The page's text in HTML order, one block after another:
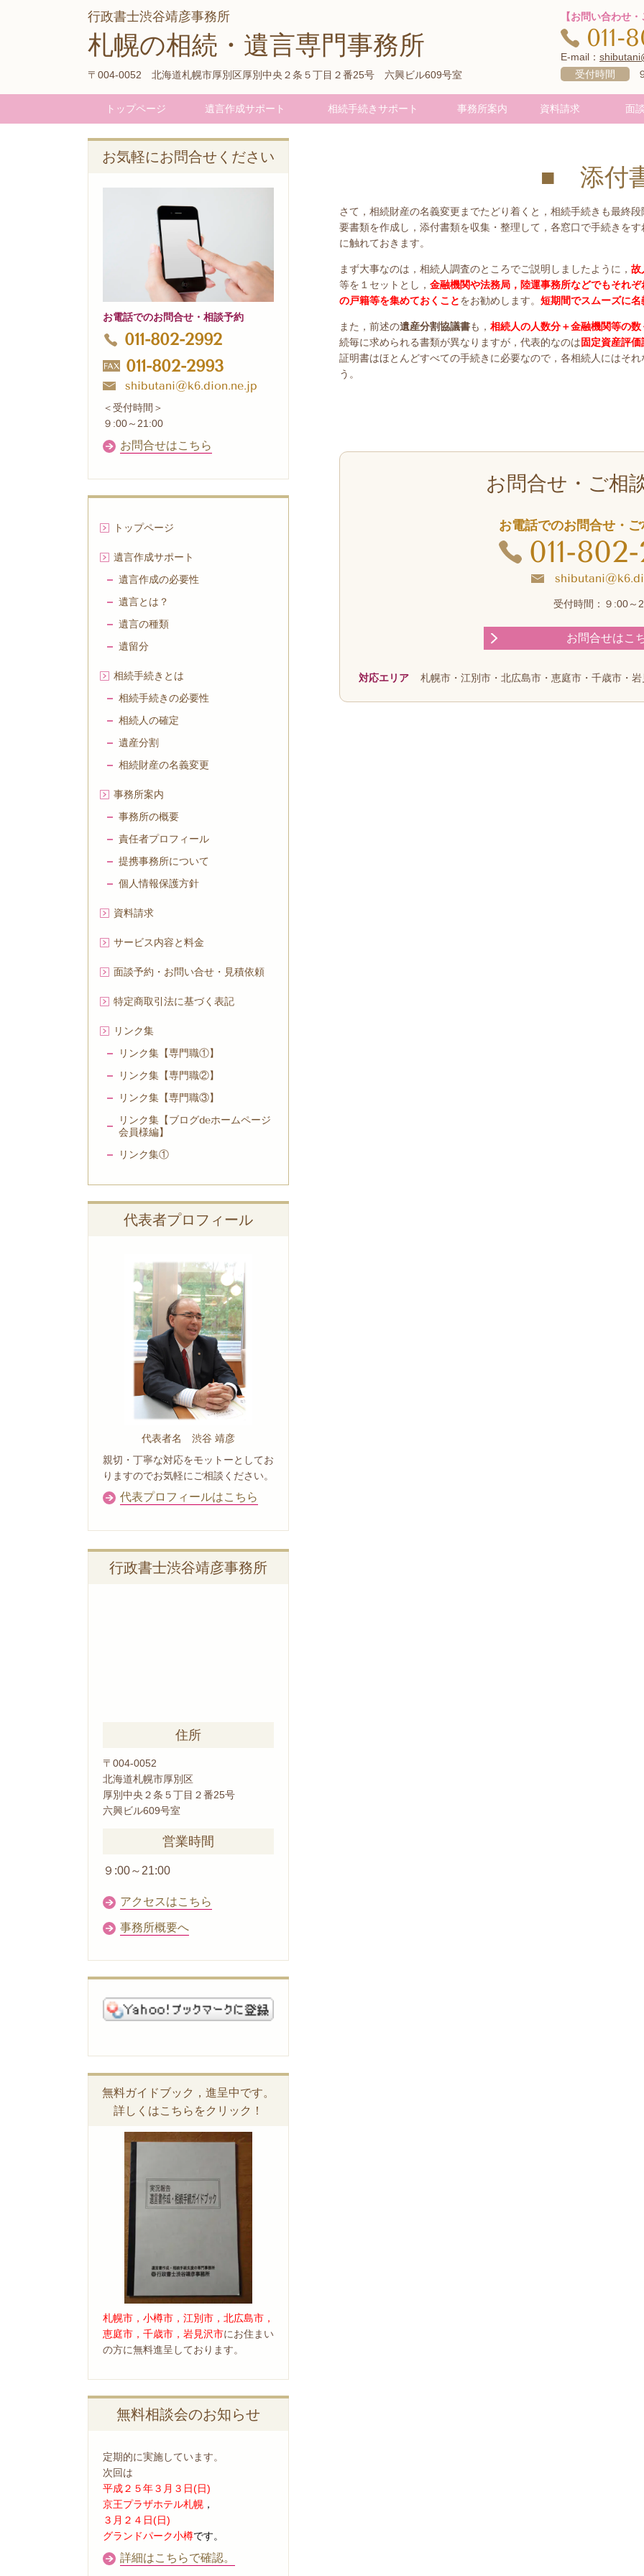
行政書士渋谷靖彦事務所
札幌の相続・遺言専門事務所
〒004-0052 北海道札幌市厚別区厚別中央２条５丁目２番25号 六興ビル609号室
【お問い合わせ
011-
E-mail：
受付時間
トップページ 遺言作成サポート 相続手続きサポート 事務所案内 資料請求 面
■ 添付
さて，相続財産の名義変更までたどり着くと，相続手続きも最終
要書類を作成し，添付書類を収集・整理して，各窓口で手続きを
に触れておきます。
まず大事なのは，相続人調査のところでご説明しましたように， 故
等を１セットとし， 金融機関や法務局，陸運事務所などでもそれ
の戸籍等を集めておくことをお勧めします。 短期間でスムーズに
また，前述の遺産分割協議書も， 相続人の人数分＋金融機関等の数
続毎に求められる書類が異なりますが，代表的なのは固定資産評価
証明書はほとんどすべての手続きに必要なので，各相続人にはそ
う。
お問合せ・ご相
お電話でのお問合せ・
011-
受付時間：９:00～
お問合せはこ
対応エリア 札幌市・江別市・北広島市・恵庭市・千歳市・
お気軽にお問合せください
お電話でのお問合せ・相談予約
011-802-2992
011-802-2993
shibutani@k6.dion.ne.jp
＜受付時間＞
９:00～21:00
お問合せはこちら
トップページ
遺言作成サポート
遺言作成の必要性
遺言とは？
遺言の種類
遺留分
相続手続きとは
相続手続きの必要性
相続人の確定
遺産分割
相続財産の名義変更
事務所案内
事務所の概要
責任者プロフィール
提携事務所について
個人情報保護方針
資料請求
サービス内容と料金
面談予約・お問い合せ・見積依頼
特定商取引法に基づく表記
リンク集
リンク集【専門職①】
リンク集【専門職②】
リンク集【専門職③】
リンク集【ブログdeホームページ
会員様編】
リンク集①
代表者プロフィール
代表者名 渋谷 靖彦
親切・丁寧な対応をモットーとしてお
りますのでお気軽にご相談ください。
代表プロフィールはこちら
行政書士渋谷靖彦事務所
住所
〒004-0052
北海道札幌市厚別区
厚別中央２条５丁目２番25号
六興ビル609号室
営業時間
９:00～21:00
アクセスはこちら
事務所概要へ
無料ガイドブック，進呈中です。
詳しくはこちらをクリック！
札幌市，小樽市，江別市，北広島市，
恵庭市，千歳市，岩見沢市にお住まい
の方に無料進呈しております。
無料相談会のお知らせ
定期的に実施しています。
次回は
平成２５年３月３日(日)
京王プラザホテル札幌 ，
３月２４日(日)
グランドパーク小樽です。
詳細はこちらで確認。